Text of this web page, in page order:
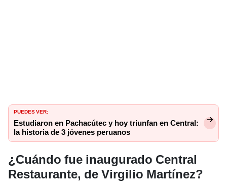
PUEDES VER:
Estudiaron en Pachacútec y hoy triunfan en Central:
la historia de 3 jóvenes peruanos
¿Cuándo fue inaugurado Central
Restaurante, de Virgilio Martínez?